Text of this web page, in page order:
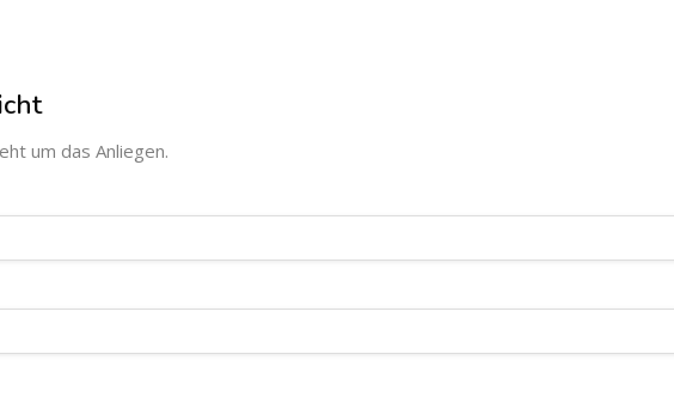
um das Anliegen.